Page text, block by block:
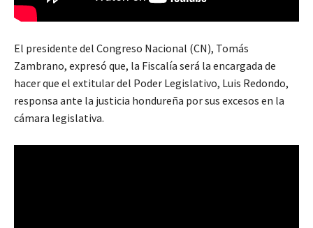
El presidente del Congreso Nacional (CN), Tomás
Zambrano, expresó que, la Fiscalía será la encargada de
hacer que el extitular del Poder Legislativo, Luis Redondo,
responsa ante la justicia hondureña por sus excesos en la
cámara legislativa.